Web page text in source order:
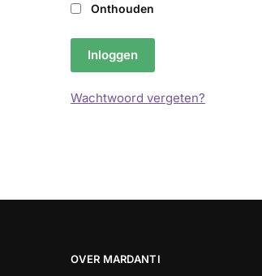
Onthouden
Inloggen
Wachtwoord vergeten?
OVER MARDANTI